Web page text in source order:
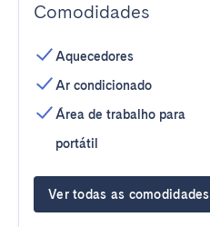
Comodidades
Aquecedores
Ar condicionado
Área de trabalho para
portátil
Ver todas as comodidades